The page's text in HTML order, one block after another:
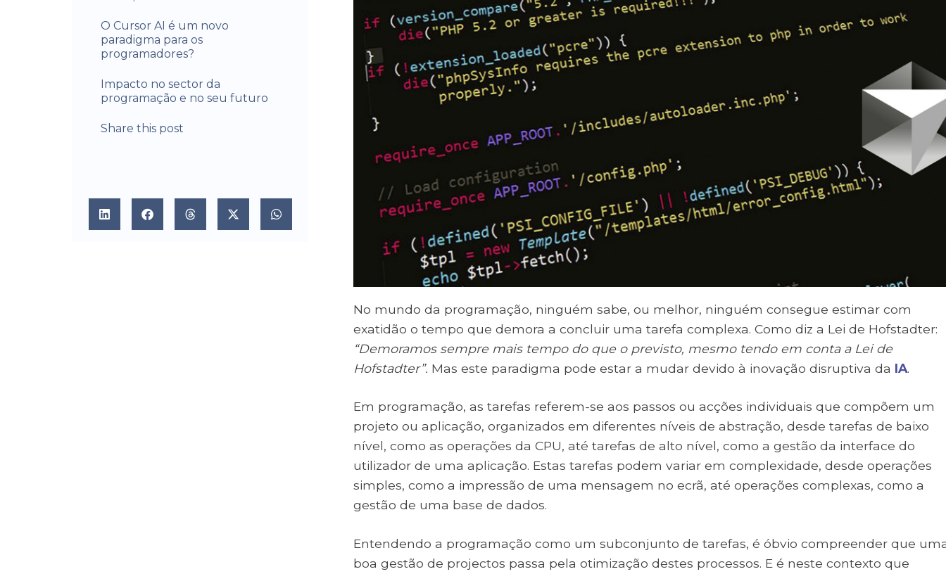
O Cursor AI é um novo
paradigma para os
programadores?
Impacto no sector da
programação e no seu futuro
Share this post
No mundo da programação, ninguém sabe, ou melhor, ninguém consegue estimar com
exatidão o tempo que demora a concluir uma tarefa complexa. Como diz a Lei de Hofstadter:
“Demoramos sempre mais tempo do que o previsto, mesmo tendo em conta a Lei de
Hofstadter”. Mas este paradigma pode estar a mudar devido à inovação disruptiva da IA.
Em programação, as tarefas referem-se aos passos ou acções individuais que compõem um
projeto ou aplicação, organizados em diferentes níveis de abstração, desde tarefas de baixo
nível, como as operações da CPU, até tarefas de alto nível, como a gestão da interface do
utilizador de uma aplicação. Estas tarefas podem variar em complexidade, desde operações
simples, como a impressão de uma mensagem no ecrã, até operações complexas, como a
gestão de uma base de dados.
Entendendo a programação como um subconjunto de tarefas, é óbvio compreender que
boa gestão de projectos passa pela otimização destes processos. E é neste contexto que